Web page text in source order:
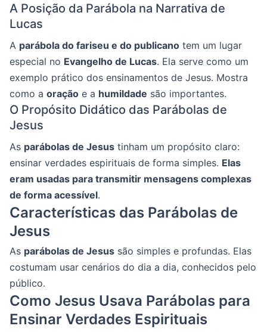
A Posição da Parábola na Narrativa de
Lucas
A parábola do fariseu e do publicano tem um lugar
especial no Evangelho de Lucas. Ela serve como um
exemplo prático dos ensinamentos de Jesus. Mostra
como a oração e a humildade são importantes.
O Propósito Didático das Parábolas de
Jesus
As parábolas de Jesus tinham um propósito claro:
ensinar verdades espirituais de forma simples. Elas
eram usadas para transmitir mensagens complexas
de forma acessível.
Características das Parábolas de
Jesus
As parábolas de Jesus são simples e profundas. Elas
costumam usar cenários do dia a dia, conhecidos pelo
público.
Como Jesus Usava Parábolas para
Ensinar Verdades Espirituais